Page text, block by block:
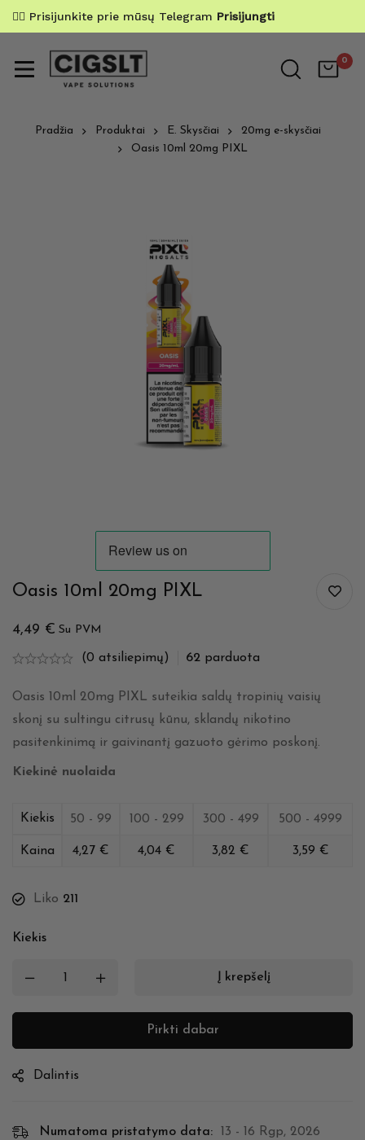
✌🏼 Prisijunkite prie mūsų Telegram Prisijungti
0
Pradžia Produktai E. Skysčiai
20mg e-skysčiai
Oasis 10ml 20mg PIXL
Oasis 10ml 20mg PIXL
4,49 € Su PVM
(0 atsiliepimų) 62 parduota
Oasis 10ml 20mg PIXL suteikia saldų tropinių vaisių
skonį su sultingu citrusų kūnu, sklandų nikotino
pasitenkinimą ir gaivinantį gazuoto gėrimo poskonį.
Kiekinė nuolaida
Kiekis 50 - 99 100 - 299 300 - 499 500 - 4999
Kaina 4,27 € 4,04 € 3,82 € 3,59 €
Liko 211
Kiekis
Į krepšelį
Pirkti dabar
Dalintis
Numatoma pristatymo data: 13 - 16 Rgp, 2026